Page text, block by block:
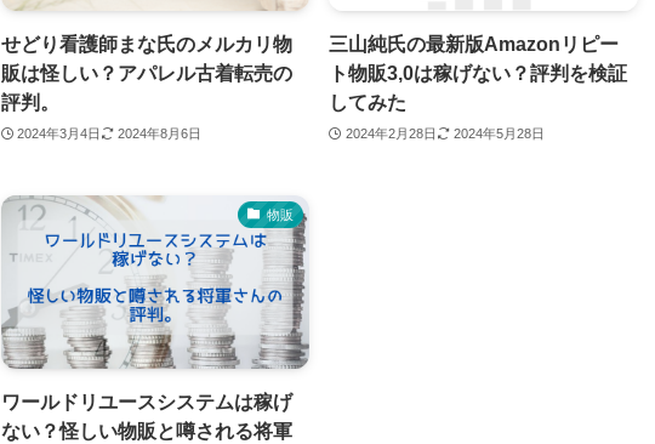
せどり看護師まな氏のメルカリ物
販は怪しい？アパレル古着転売の
評判。
2024年3月4日 2024年8月6日
三山純氏の最新版Amazonリピー
ト物販3,0は稼げない？評判を検証
してみた
2024年2月28日 2024年5月28日
物販
ワールドリユースシステムは稼げ
ない？怪しい物販と噂される将軍